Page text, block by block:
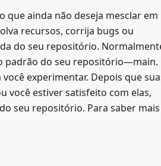
ainda não deseja mesclar em
recursos, corrija bugs ou
do seu repositório.
padrão do seu repositório—main.
experimentar. Depois que
você estiver satisfeito com elas,
seu repositório. Para saber mais